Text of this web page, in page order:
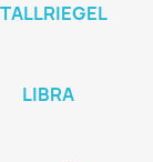
LIBRA